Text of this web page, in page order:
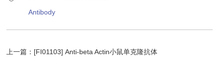
Antibody
上一篇： [FI01103] Anti-beta Actin小鼠单克隆抗体